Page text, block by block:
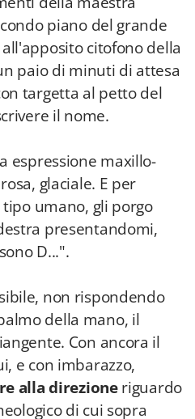
piano del grande
citofono della
paio di minuti di attesa
targetta al petto del
il nome.
espressione maxillo-
glaciale. E per
umano, gli porgo
presentandomi,
D...".
non rispondendo
della mano, il
Con ancora il
e con imbarazzo,
alla direzioneriguardo
di cui sopra